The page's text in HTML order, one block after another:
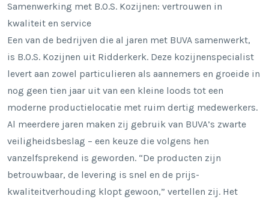
Samenwerking met B.O.S. Kozijnen: vertrouwen in
kwaliteit en service
Een van de bedrijven die al jaren met BUVA samenwerkt,
is B.O.S. Kozijnen uit Ridderkerk. Deze kozijnenspecialist
levert aan zowel particulieren als aannemers en groeide in
nog geen tien jaar uit van een kleine loods tot een
moderne productielocatie met ruim dertig medewerkers.
Al meerdere jaren maken zij gebruik van BUVA’s zwarte
veiligheidsbeslag – een keuze die volgens hen
vanzelfsprekend is geworden. “De producten zijn
betrouwbaar, de levering is snel en de prijs-
kwaliteitverhouding klopt gewoon,” vertellen zij. Het